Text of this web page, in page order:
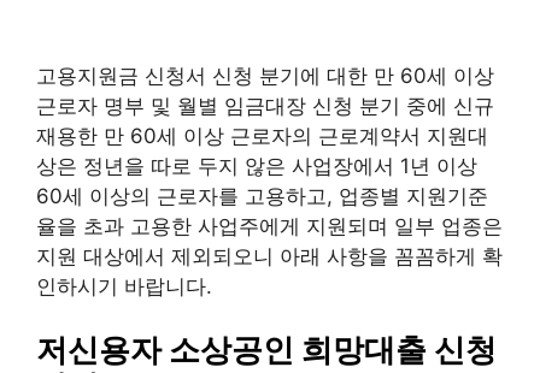
고용지원금 신청서 신청 분기에 대한 만 60세 이상
근로자 명부 및 월별 임금대장 신청 분기 중에 신규
재용한 만 60세 이상 근로자의 근로계약서 지원대
상은 정년을 따로 두지 않은 사업장에서 1년 이상
60세 이상의 근로자를 고용하고, 업종별 지원기준
율을 초과 고용한 사업주에게 지원되며 일부 업종은
지원 대상에서 제외되오니 아래 사항을 꼼꼼하게 확
인하시기 바랍니다.
저신용자 소상공인 희망대출 신청